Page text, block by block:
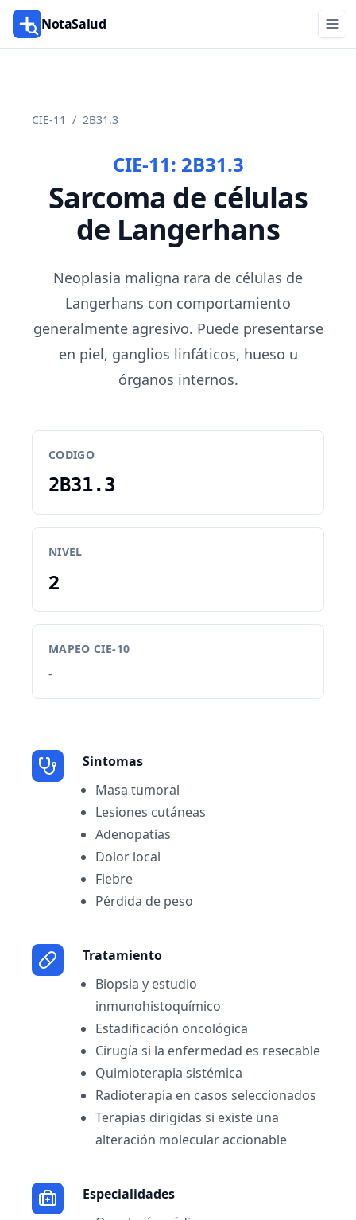
NotaSalud
CIE-11 / 2B31.3
CIE-11: 2B31.3
Sarcoma de células
de Langerhans
Neoplasia maligna rara de células de
Langerhans con comportamiento
generalmente agresivo. Puede presentarse
en piel, ganglios linfáticos, hueso u
órganos internos.
CODIGO
2B31.3
NIVEL
2
MAPEO CIE-10
-
Sintomas
Masa tumoral
Lesiones cutáneas
Adenopatías
Dolor local
Fiebre
Pérdida de peso
Tratamiento
Biopsia y estudio
inmunohistoquímico
Estadificación oncológica
Cirugía si la enfermedad es resecable
Quimioterapia sistémica
Radioterapia en casos seleccionados
Terapias dirigidas si existe una
alteración molecular accionable
Especialidades